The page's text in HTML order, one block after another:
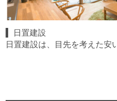
日置建設
日置建設は、目先を考えた安